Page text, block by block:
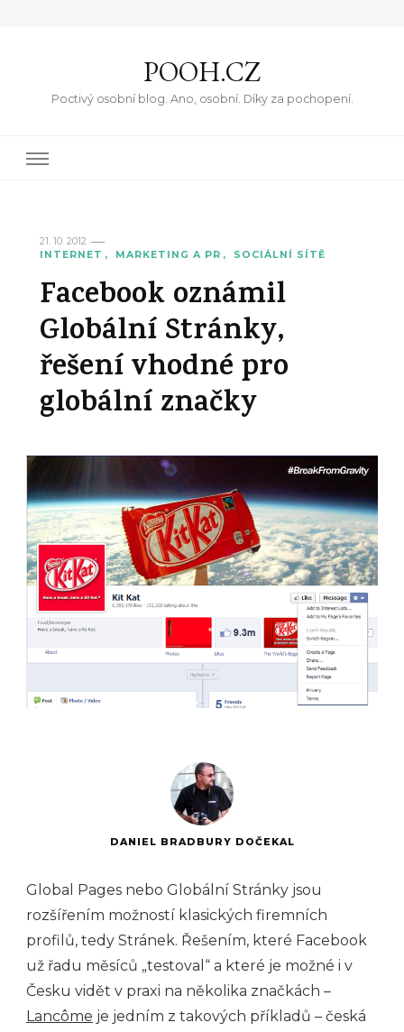
POOH.CZ
Poctivý osobní blog. Ano, osobní. Díky za pochopení.
21. 10. 2012
INTERNET
MARKETING A PR SOCIÁLNÍ SÍTĚ
Facebook oznámil
Globální Stránky,
řešení vhodné pro
globální značky
DANIEL BRADBURY DOČEKAL
Global Pages nebo Globální Stránky jsou
rozšířením možností klasických firemních
profilů, tedy Stránek. Řešením, které Facebook
už řadu měsíců „testoval“ a které je možné i v
Česku vidět v praxi na několika značkách –
Lancôme je jedním z takových příkladů – česká